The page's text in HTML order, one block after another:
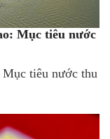
Mục tiêu nước
tiêu nước thu